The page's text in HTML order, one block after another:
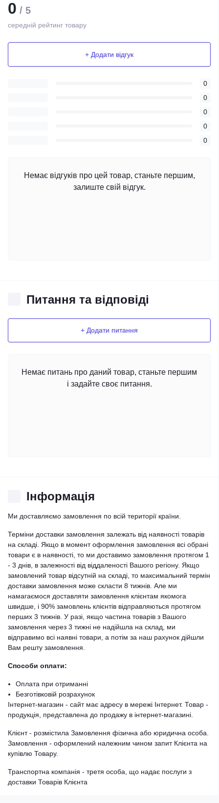
0 / 5
середній рейтинг товару
+ Додати відгук
0
0
0
0
0
Немає відгуків про цей товар, станьте першим,
залиште свій відгук.
Питання та відповіді
+ Додати питання
Немає питань про даний товар, станьте першим
і задайте своє питання.
Iнформація
Ми доставляємо замовлення по всій території країни.
Терміни доставки замовлення залежать від наявності товарів
на складі. Якщо в момент оформлення замовлення всі обрані
товари є в наявності, то ми доставимо замовлення протягом 1
- 3 днів, в залежності від віддаленості Вашого регіону. Якщо
замовлений товар відсутній на складі, то максимальний термін
доставки замовлення може скласти 8 тижнів. Але ми
намагаємося доставляти замовлення клієнтам якомога
швидше, і 90% замовлень клієнтів відправляються протягом
перших 3 тижнів. У разі, якщо частина товарів з Вашого
замовлення через 3 тижні не надійшла на склад, ми
відправимо всі наявні товари, а потім за наш рахунок дійшли
Вам решту замовлення.
Способи оплати:
Оплата при отриманні
Безготівковій розрахунок
Інтернет-магазин - сайт має адресу в мережі Інтернет. Товар -
продукція, представлена ​​до продажу в інтернет-магазині.
Клієнт - розмістила Замовлення фізична або юридична особа.
Замовлення - оформлений належним чином запит Клієнта на
купівлю Товару.
Транспортна компанія - третя особа, що надає послуги з
доставки Товарів Клієнта